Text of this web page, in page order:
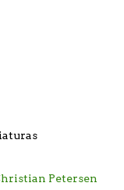
Petersen